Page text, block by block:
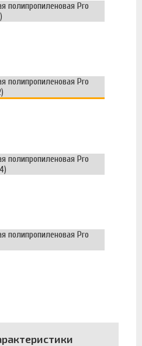
полипропиленовая Pro
полипропиленовая Pro
полипропиленовая Pro
полипропиленовая Pro